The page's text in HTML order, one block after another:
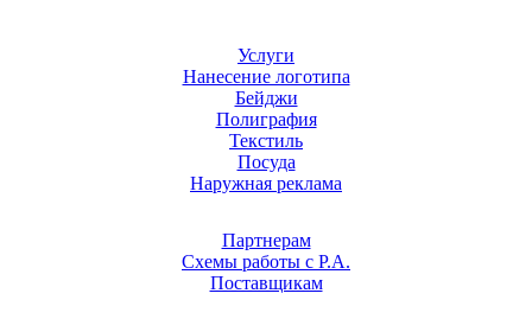
Услуги
Нанесение логотипа
Бейджи
Полиграфия
Текстиль
Посуда
Наружная реклама
Партнерам
Схемы работы с Р.А.
Поставщикам